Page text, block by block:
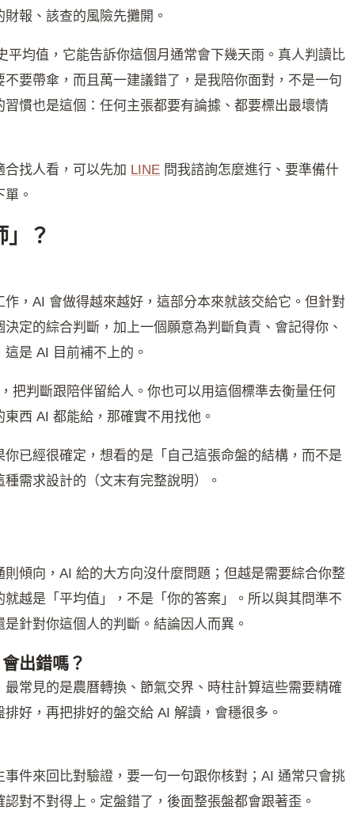
報、該查的風險先攤開。
平均值，它能告訴你這個月通常會下幾天雨。真人判讀比
要帶傘，而且萬一建議錯了，是我陪你面對，不是一句
習慣也是這個：任何主張都要有論據、都要標出最壞情
找人看，可以先加 LINE 問我諮詢怎麼進行、要準備什
。
」？
，AI 會做得越來越好，這部分本來就該交給它。但針對
定的綜合判斷，加上一個願意為判斷負責、會記得你、
是 AI 目前補不上的。
把判斷跟陪伴留給人。你也可以用這個標準去衡量任何
西 AI 都能給，那確實不用找他。
已經很確定，想看的是「自己這張命盤的結構，而不是
種需求設計的（文末有完整說明）。
傾向，AI 給的大方向沒什麼問題；但越是需要綜合你整
越是「平均值」，不是「你的答案」。所以與其問準不
針對你這個人的判斷。結論因人而異。
出錯嗎？
常見的是農曆轉換、節氣交界、時柱計算這些需要精確
好，再把排好的盤交給 AI 解讀，會穩很多。
件來回比對驗證，要一句一句跟你核對；AI 通常只會挑
對不對得上。定盤錯了，後面整張盤都會跟著歪。